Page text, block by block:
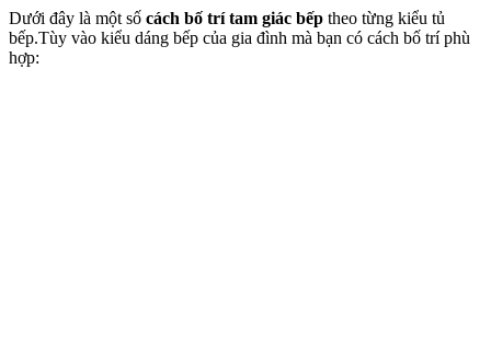
Dưới đây là một số cách bố trí tam giác bếp theo từng kiểu tủ
bếp.Tùy vào kiểu dáng bếp của gia đình mà bạn có cách bố trí phù
hợp: